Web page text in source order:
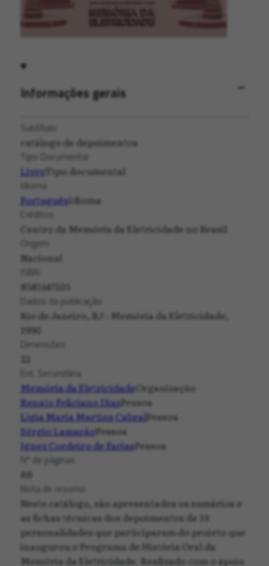
Informações gerais
Subtítulo
catálogo de depoimentos
Tipo Documental
LivroTipo documental
Idioma
PortuguêsIdioma
Créditos
Centro da Memória da Eletricidade no Brasil
Origem
Nacional
8585147105
Dados da publicação
Rio de Janeiro, RJ : Memória da Eletricidade,
1990
Dimensões
22
Ent. Secundária
Memória da EletricidadeOrganização
Renato Feliciano DiasPessoa
Ligia Maria Martins CabralPessoa
Sérgio LamarãoPessoa
Ignez Cordeiro de FariasPessoa
Nº de páginas
88
Nota de resumo
Neste catálogo, são apresentados os sumários e
as fichas técnicas dos depoimentos de 19
personalidades que participaram do projeto que
inaugurou o Programa de História Oral da
Memória da Eletricidade. Realizado com o apoio